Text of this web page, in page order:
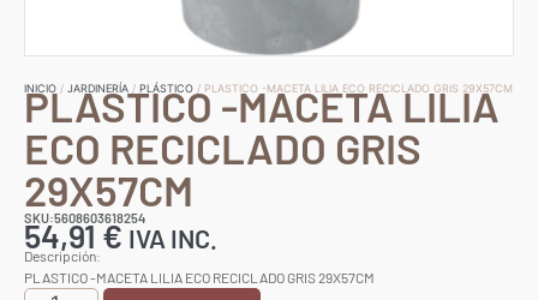
INICIO / JARDINERÍA / PLÁSTICO / PLASTICO -MACETA LILIA ECO RECICLADO GRIS 29X57CM
PLASTICO -MACETA LILIA
ECO RECICLADO GRIS
29X57CM
SKU:5608603618254
54,91€ IVA INC.
Descripción:
PLASTICO -MACETA LILIA ECO RECICLADO GRIS 29X57CM